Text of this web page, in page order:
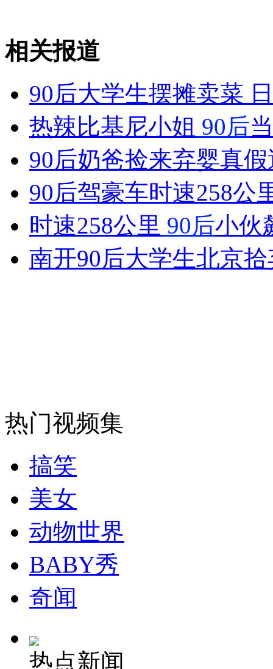
女孩北京地铁殴打老人 痛下狠手拳打脚踢
无痛分娩是否安全 医生回应
外交部：反对强权政治霸凌主义
外交部：有关国家言论片面不公正
纽约上演“枕头大战”
司机酒驾遇交警 急速倒车逃窜
相关报道
90后大学生摆摊卖菜
热辣比基尼小姐 90后
90后奶爸捡来弃婴真
90后驾豪车时速258公
时速258公里 90后小伙
南开90后大学生北京
热门视频集
搞笑
美女
动物世界
BABY秀
奇闻
热点新闻